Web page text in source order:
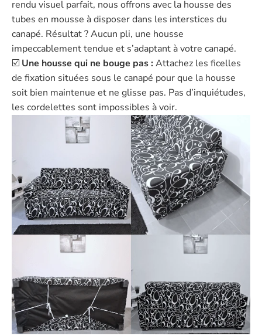
rendu visuel parfait, nous offrons avec la housse des
tubes en mousse à disposer dans les interstices du
canapé. Résultat ? Aucun pli, une housse
impeccablement tendue et s’adaptant à votre canapé.
☑️ Une housse qui ne bouge pas : Attachez les ficelles
de fixation situées sous le canapé pour que la housse
soit bien maintenue et ne glisse pas. Pas d’inquiétudes,
les cordelettes sont impossibles à voir.